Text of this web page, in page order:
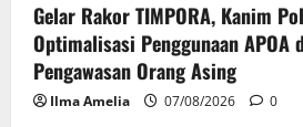
Gelar Rakor TIMPORA, Kanim
Optimalisasi Penggunaan APOA
Pengawasan Orang Asing
Ilma Amelia 07/08/2026 0